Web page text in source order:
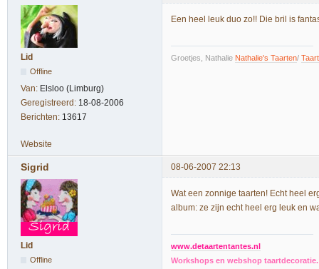
Lid
Offline
Van: Elsloo (Limburg)
Geregistreerd: 18-08-2006
Berichten: 13617
Een heel leuk duo zo!! Die bril is
Groetjes, Nathalie Nathalie's Taarten/
Website
Sigrid 08-06-2007 22:13
Lid
Offline
Wat een zonnige taarten! Echt heel
album: ze zijn echt heel erg leuk en
www.detaartentantes.nl
Workshops en webshop